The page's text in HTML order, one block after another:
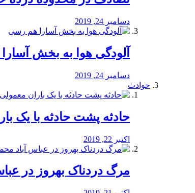
دسامبر 24, 2019
آلودگی هوا به بخش
دسامبر 24, 2019
حوادث
️حادثه پشت حادثه با یک
اکتبر 22, 2019
مرگ دردناک بهروز در